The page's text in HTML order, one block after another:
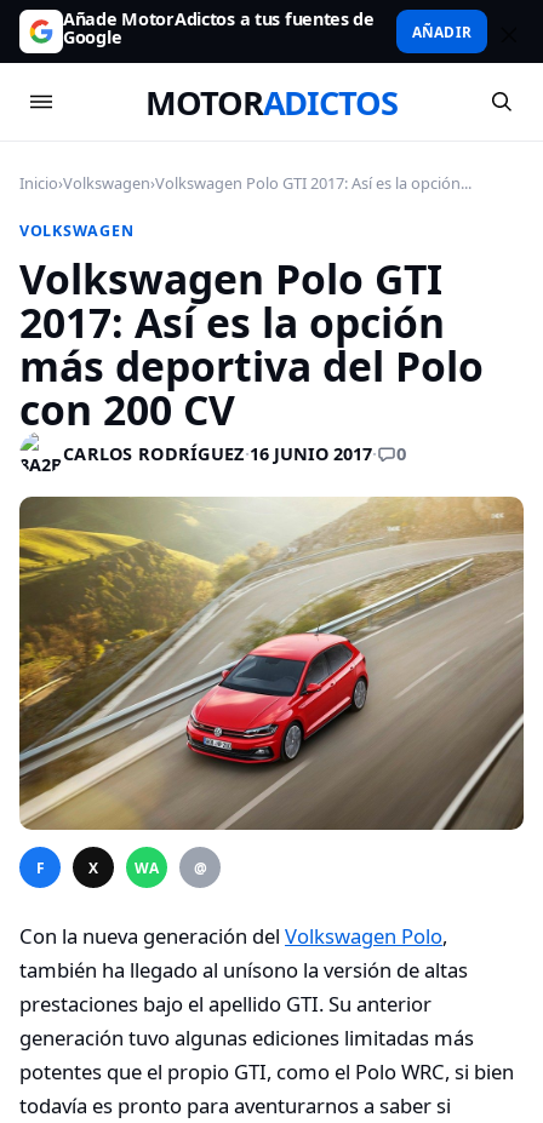
Añade MotorAdictos a tus fuentes de
Google AÑADIR
MOTORADICTOS
Inicio›Volkswagen›Volkswagen Polo GTI 2017: Así es la opción...
VOLKSWAGEN
Volkswagen Polo GTI
2017: Así es la opción
más deportiva del Polo
con 200 CV
CARLOS RODRÍGUEZ·16 JUNIO 2017· 0
F X WA @
Con la nueva generación del Volkswagen Polo,
también ha llegado al unísono la versión de altas
prestaciones bajo el apellido GTI. Su anterior
generación tuvo algunas ediciones limitadas más
potentes que el propio GTI, como el Polo WRC, si bien
todavía es pronto para aventurarnos a saber si